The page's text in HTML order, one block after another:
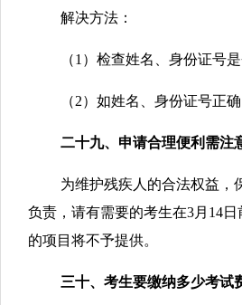
解决方法：
（1）检查姓名、身份证号
（2）如姓名、身份证号正
二十九、申请合理便利需注
为维护残疾人的合法权益，
负责，请有需要的考生在3月14
的项目将不予提供。
三十、考生要缴纳多少考试